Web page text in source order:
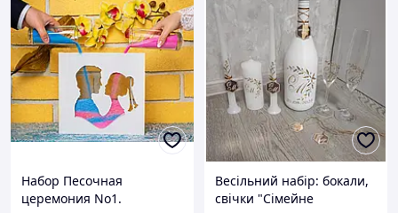
Набор Песочная
церемония No1.
Весільний набір: бокали,
свічки "Сімейне